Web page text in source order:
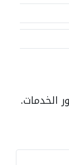
الخدمات.